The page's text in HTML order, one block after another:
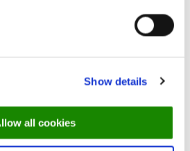
Show details
all cookies
предоплаченные
в вашем